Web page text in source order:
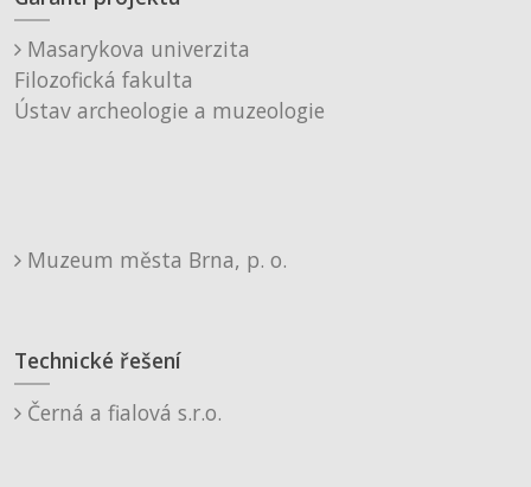
Masarykova univerzita
Filozofická fakulta
Ústav archeologie a muzeologie
Muzeum města Brna, p. o.
Technické řešení
Černá a fialová s.r.o.